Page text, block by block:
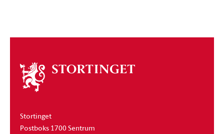
Om
stortinget
Stortinget
Postboks 1700 Sentrum